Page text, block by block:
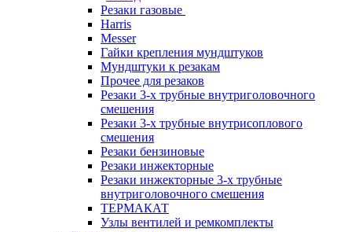
Резаки газовые
Harris
Messer
Гайки крепления мундштуков
Мундштуки к резакам
Прочее для резаков
Резаки 3-х трубные внутриголовочного
смешения
Резаки 3-х трубные внутрисоплового
смешения
Резаки бензиновые
Резаки инжекторные
Резаки инжекторные 3-х трубные
внутриголовочного смешения
ТЕРМАКАТ
Узлы вентилей и ремкомплекты